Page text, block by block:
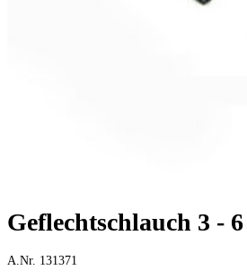
Geflechtschlauch 3 -
A.Nr. 131371